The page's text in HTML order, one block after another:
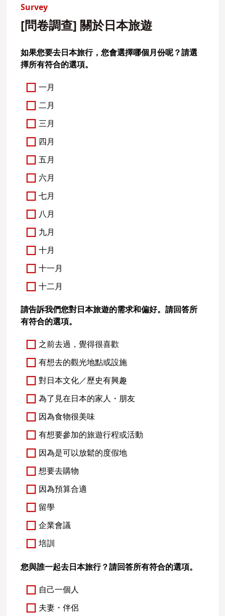
Survey
[問卷調查] 關於日本旅遊
如果您要去日本旅行，您會選擇哪個月份呢？請選
擇所有符合的選項。
一月
二月
三月
四月
五月
六月
七月
八月
九月
十月
十一月
十二月
請告訴我們您對日本旅遊的需求和偏好。請回答所
有符合的選項。
之前去過，覺得很喜歡
有想去的觀光地點或設施
對日本文化／歷史有興趣
為了見在日本的家人・朋友
因為食物很美味
有想要參加的旅遊行程或活動
因為是可以放鬆的度假地
想要去購物
因為預算合適
留學
企業會議
培訓
您與誰一起去日本旅行？請回答所有符合的選項。
自己一個人
夫妻・伴侶